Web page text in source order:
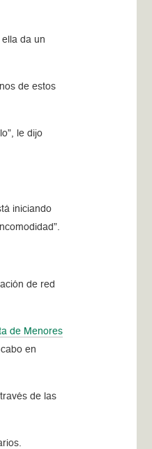
da un
de estos
le dijo
iniciando
de red
de Menores
en
de las